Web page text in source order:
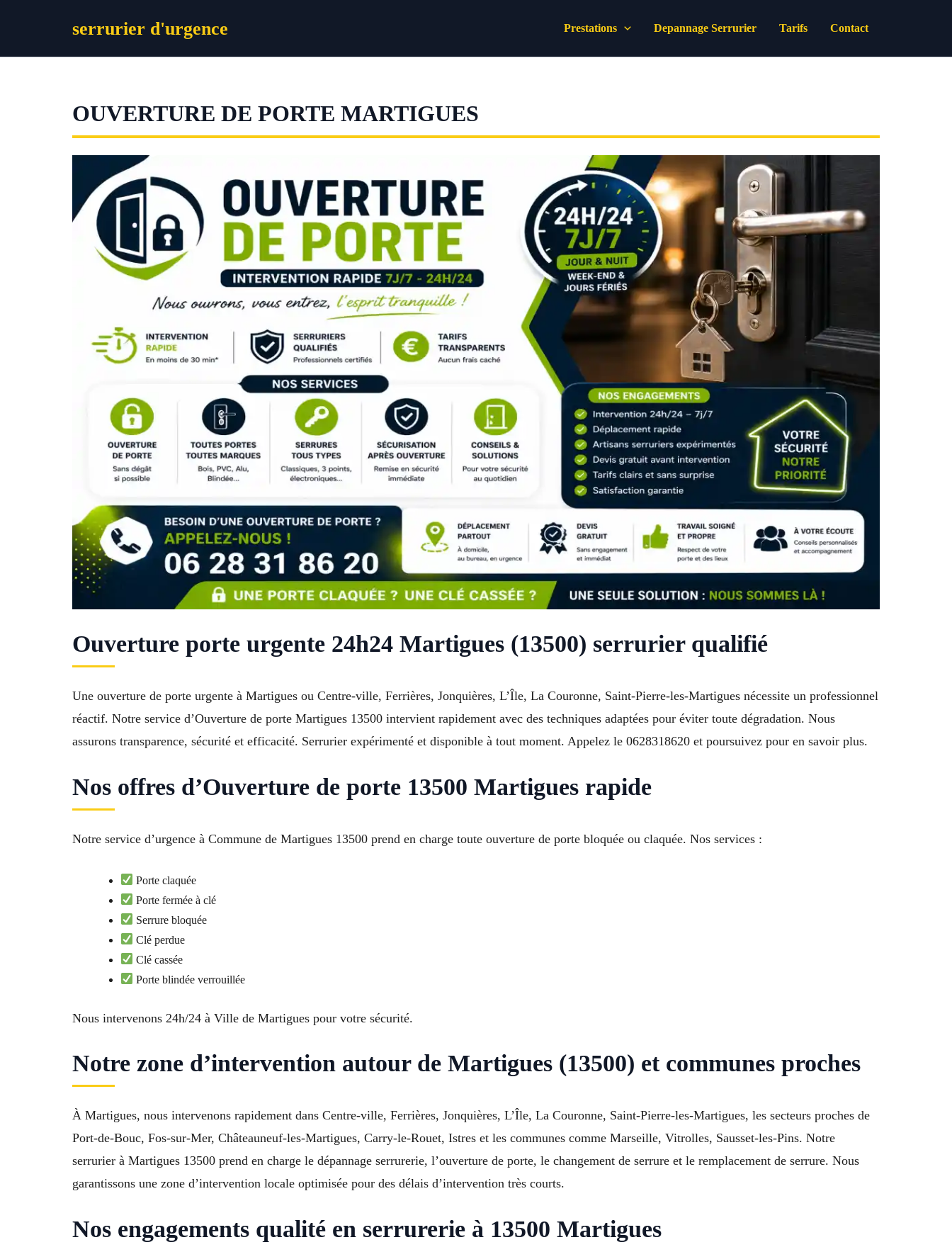
serrurier d'urgence Prestations Depannage Serrurier Tarifs Contact
OUVERTURE DE PORTE MARTIGUES
Ouverture porte urgente 24h24 Martigues (13500) serrurier qualifié
Une ouverture de porte urgente à Martigues ou Centre-ville, Ferrières, Jonquières, L’Île, La Couronne, Saint-Pierre-les-Martigues nécessite un professionnel
réactif. Notre service d’Ouverture de porte Martigues 13500 intervient rapidement avec des techniques adaptées pour éviter toute dégradation. Nous
assurons transparence, sécurité et efficacité. Serrurier expérimenté et disponible à tout moment. Appelez le 0628318620 et poursuivez pour en savoir plus.
Nos offres d’Ouverture de porte 13500 Martigues rapide
Notre service d’urgence à Commune de Martigues 13500 prend en charge toute ouverture de porte bloquée ou claquée. Nos services :
Porte claquée
Porte fermée à clé
Serrure bloquée
Clé perdue
Clé cassée
Porte blindée verrouillée
Nous intervenons 24h/24 à Ville de Martigues pour votre sécurité.
Notre zone d’intervention autour de Martigues (13500) et communes proches
À Martigues, nous intervenons rapidement dans Centre-ville, Ferrières, Jonquières, L’Île, La Couronne, Saint-Pierre-les-Martigues, les secteurs proches de
Port-de-Bouc, Fos-sur-Mer, Châteauneuf-les-Martigues, Carry-le-Rouet, Istres et les communes comme Marseille, Vitrolles, Sausset-les-Pins. Notre
serrurier à Martigues 13500 prend en charge le dépannage serrurerie, l’ouverture de porte, le changement de serrure et le remplacement de serrure. Nous
garantissons une zone d’intervention locale optimisée pour des délais d’intervention très courts.
Nos engagements qualité en serrurerie à 13500 Martigues